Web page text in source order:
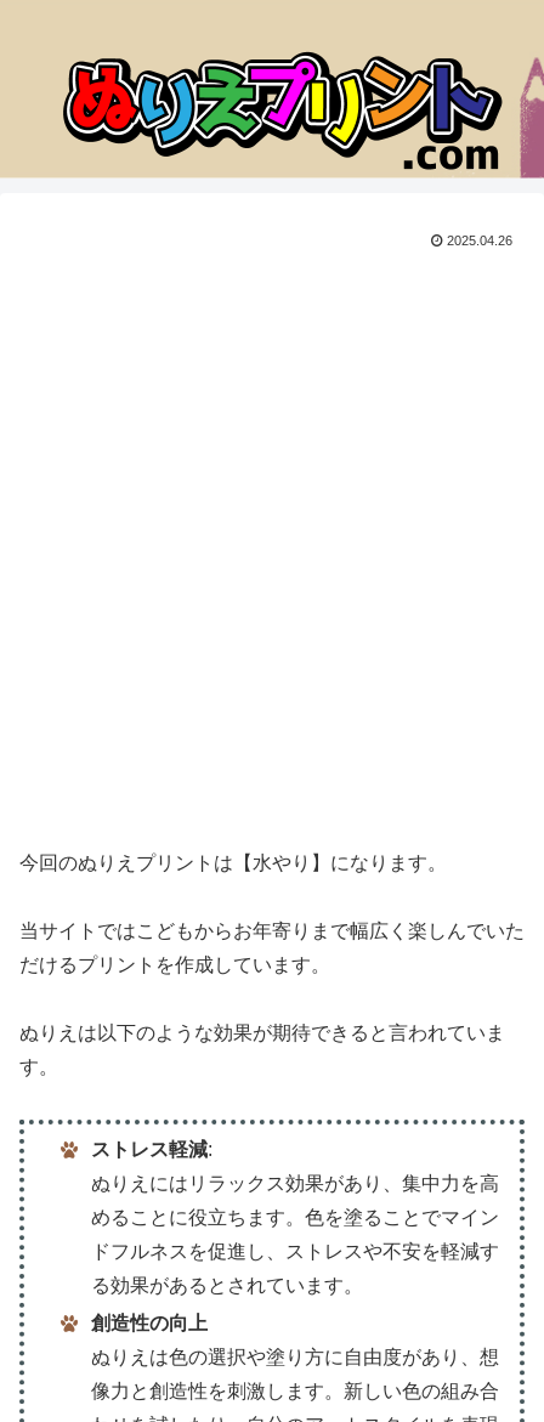
2025.04.26
今回のぬりえプリントは【水やり】になります。
当サイトではこどもからお年寄りまで幅広く楽しんでいた
だけるプリントを作成しています。
ぬりえは以下のような効果が期待できると言われていま
す。
ストレス軽減:
ぬりえにはリラックス効果があり、集中力を高
めることに役立ちます。色を塗ることでマイン
ドフルネスを促進し、ストレスや不安を軽減す
る効果があるとされています。
創造性の向上
ぬりえは色の選択や塗り方に自由度があり、想
像力と創造性を刺激します。新しい色の組み合